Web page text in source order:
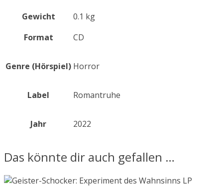
Gewicht
0.1 kg
Format
CD
Genre (Hörspiel) Horror
Label Romantruhe
Jahr 2022
Das könnte dir auch gefallen …